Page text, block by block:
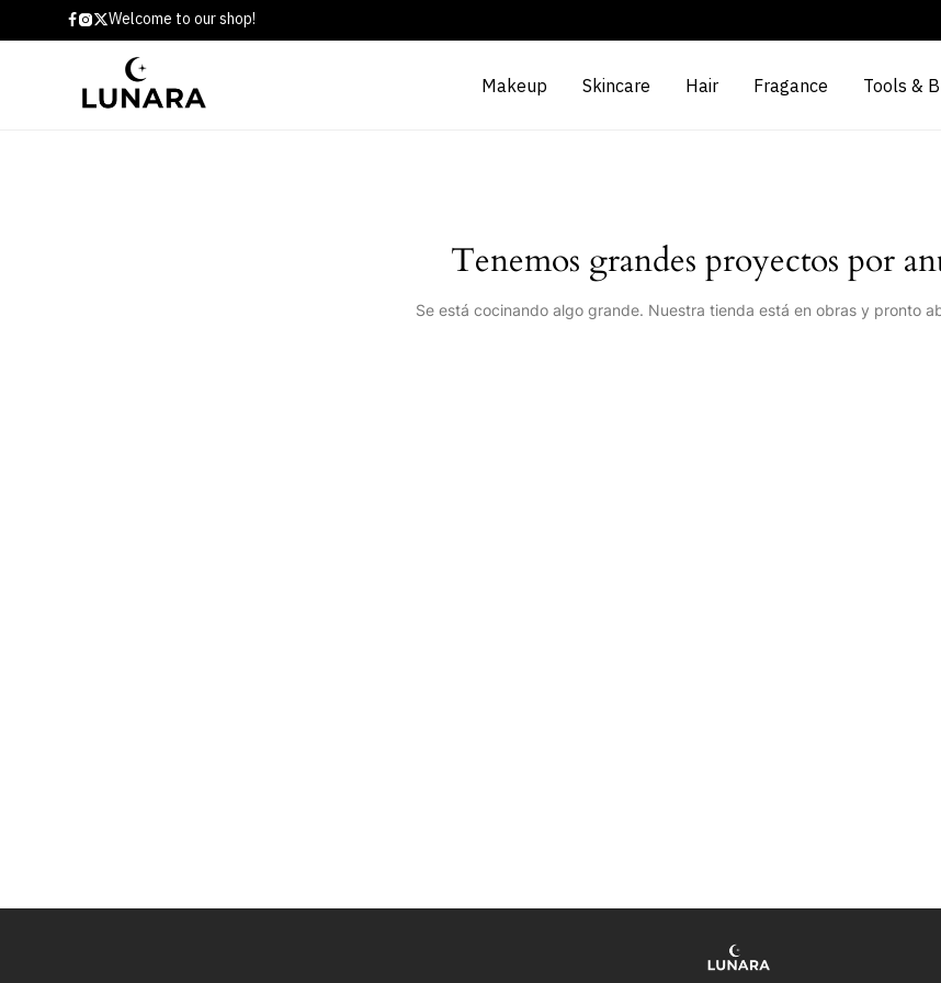
Welcome to our shop!
Makeup Skincare Hair Fragance Tools &
Tenemos grandes proyectos por
Se está cocinando algo grande. Nuestra tienda está en obras y pronto